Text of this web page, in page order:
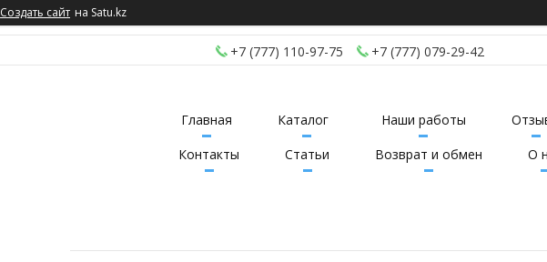
Создать сайт на Satu.kz
+7 (777) 110-97-75 +7 (777) 079-29-42
Главная Каталог Наши работы
Контакты
Статьи Возврат и обмен О